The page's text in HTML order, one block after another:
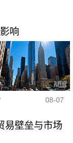
响
08-07
易壁垒与市场